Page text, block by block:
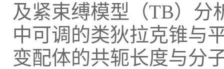
及紧束缚模型（TB）分
中可调的类狄拉克锥与
变配体的共轭长度与分